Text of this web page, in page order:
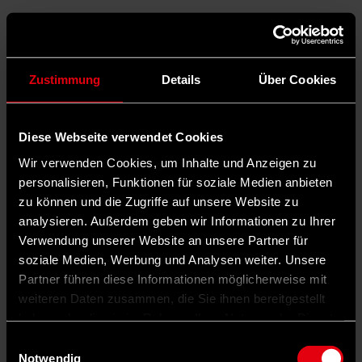
Zustimmung Details Über Cookies
Diese Webseite verwendet Cookies
Wir verwenden Cookies, um Inhalte und Anzeigen zu
personalisieren, Funktionen für soziale Medien anbieten
zu können und die Zugriffe auf unsere Website zu
analysieren. Außerdem geben wir Informationen zu Ihrer
Verwendung unserer Website an unsere Partner für
soziale Medien, Werbung und Analysen weiter. Unsere
Partner führen diese Informationen möglicherweise mit
weiteren Daten zusammen, die Sie ihnen bereitgestellt
Notwendig
Auf X teilen
Teilen 0 Kommentare Dark Mode